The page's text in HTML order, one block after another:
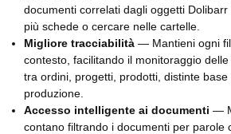
documenti correlati dagli oggetti
più schede o cercare nelle cartelle.
Migliore tracciabilità — Mantieni ogni
contesto, facilitando il monitoraggio
tra ordini, progetti, prodotti, distinte base
produzione.
Accesso intelligente ai documenti —
contano filtrando i documenti per parole